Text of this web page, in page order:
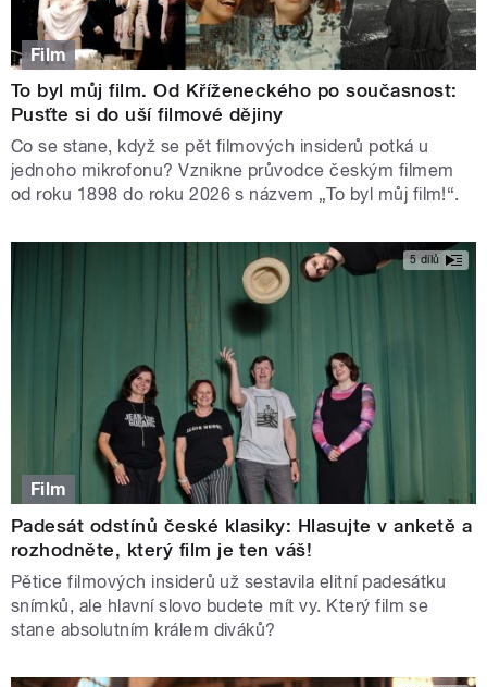
Film
To byl můj film. Od Kříženeckého po současnost:
Pusťte si do uší filmové dějiny
Co se stane, když se pět filmových insiderů potká u
jednoho mikrofonu? Vznikne průvodce českým filmem
od roku 1898 do roku 2026 s názvem „To byl můj film!“.
5 dílů
Film
Padesát odstínů české klasiky: Hlasujte v anketě a
rozhodněte, který film je ten váš!
Pětice filmových insiderů už sestavila elitní padesátku
snímků, ale hlavní slovo budete mít vy. Který film se
stane absolutním králem diváků?